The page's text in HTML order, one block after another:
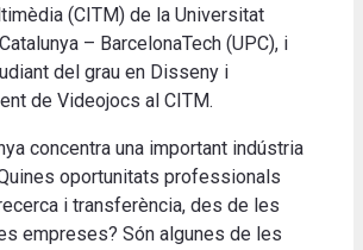
(CITM) de la Universitat
– BarcelonaTech (UPC), i
del grau en Disseny i
de Videojocs al CITM.
concentra una important indústria
oportunitats professionals
i transferència, des de les
empreses? Són algunes de les